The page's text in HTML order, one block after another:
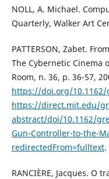
NOLL, A. Michael.
Quarterly, Walker Art
PATTERSON, Zabet.
The Cybernetic Cinema
Room, n. 36, p. 36-57,
https://doi.org/10.1162/
https://direct.mit.edu/
abstract/doi/10.1162/
Gun-Controller-to-the-
redirectedFrom=fulltext.
RANCIÈRE, Jacques. O